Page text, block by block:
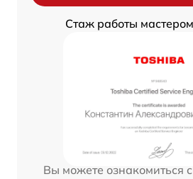
Стаж работы
Вы можете ознакомиться